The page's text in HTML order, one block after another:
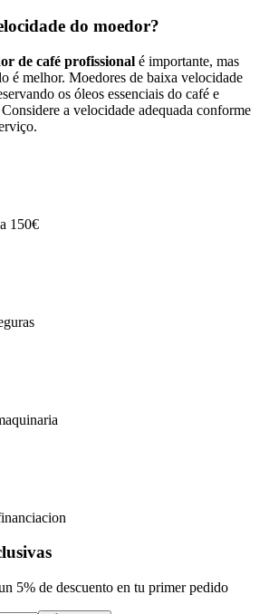
do moedor?
de café profissional é importante, mas
é melhor. Moedores de baixa velocidade
os óleos essenciais do café e
a velocidade adequada conforme
150€
5% de descuento en tu primer pedido